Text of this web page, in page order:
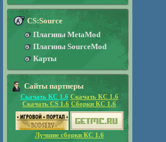
CS:Source
Плагины MetaMod
Плагины SourceMod
Карты
Сайты партнеры
Скачать КС 1.6 Скачать КС 1.6
Скачать CS 1.6 Сборки КС 1.6
Лучшие сборки КС 1.6